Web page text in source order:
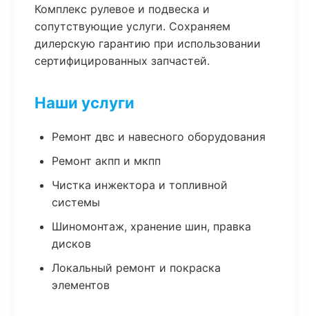
Комплекс рулевое и подвеска и
сопутствующие услуги. Сохраняем
дилерскую гарантию при использовании
сертифицированных запчастей.
Наши услуги
Ремонт двс и навесного оборудования
Ремонт акпп и мкпп
Чистка инжектора и топливной
системы
Шиномонтаж, хранение шин, правка
дисков
Локальный ремонт и покраска
элементов